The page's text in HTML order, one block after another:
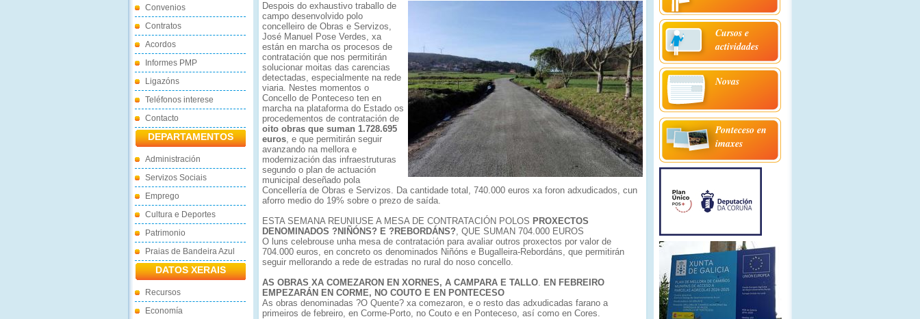
Convenios
Contratos
Acordos
Informes PMP
Ligazóns
Teléfonos interese
Contacto
DEPARTAMENTOS
Administración
Servizos Sociais
Emprego
Cultura e Deportes
Patrimonio
Praias de Bandeira Azul
DATOS XERAIS
Recursos
Economía
Despois do exhaustivo traballo de
campo desenvolvido polo
concelleiro de Obras e Servizos,
José Manuel Pose Verdes, xa
están en marcha os procesos de
contratación que nos permitirán
solucionar moitas das carencias
detectadas, especialmente na rede
viaria. Nestes momentos o
Concello de Ponteceso ten en
marcha na plataforma do Estado os
procedementos de contratación de
oito obras que suman 1.728.695
euros, e que permitirán seguir
avanzando na mellora e
modernización das infraestruturas
segundo o plan de actuación
municipal deseñado pola
Concellería de Obras e Servizos. Da cantidade total, 740.000 euros xa foron adxudicados, cun
aforro medio do 19% sobre o prezo de saída.
ESTA SEMANA REUNIUSE A MESA DE CONTRATACIÓN POLOS PROXECTOS
DENOMINADOS ?NIÑÓNS? E ?REBORDÁNS?, QUE SUMAN 704.000 EUROS
O luns celebrouse unha mesa de contratación para avaliar outros proxectos por valor de
704.000 euros, en concreto os denominados Niñóns e Bugalleira-Rebordáns, que permitirán
seguir mellorando a rede de estradas no rural do noso concello.
AS OBRAS XA COMEZARON EN XORNES, A CAMPARA E TALLO. EN FEBREIRO
EMPEZARÁN EN CORME, NO COUTO E EN PONTECESO
As obras denominadas ?O Quente? xa comezaron, e o resto das adxudicadas farano a
primeiros de febreiro, en Corme-Porto, no Couto e en Ponteceso, así como en Cores.
Cursos e
actividades
Novas
Ponteceso en
imaxes